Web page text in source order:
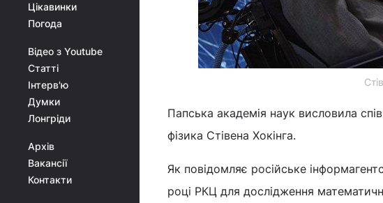
Цікавинки
Погода
Відео з Youtube
Статті
Інтерв'ю
Думки
Лонгріди
Архів
Вакансії
Контакти
Папська академія наук висловила
фізика Стівена Хокінга.
Як повідомляє російське
році РКЦ для дослідження